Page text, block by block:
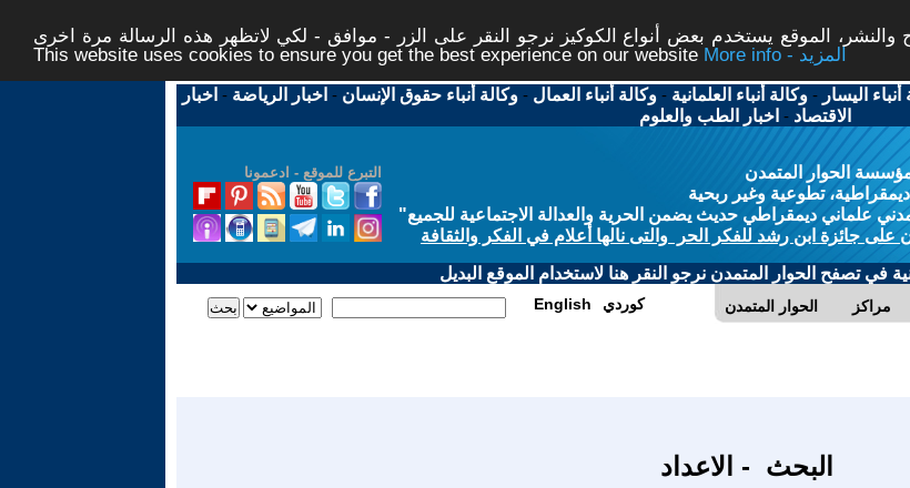
الموقع يستخدم بعض أنواع الكوكيز نرجو النقر على الزر - موافق - لكي لاتظهر هذه الرسالة مرة اخرى -
This website uses cookies to ensure you get the best experience on our website
More info - المزيد
أنباء اليسار -وكالة أنباء العلمانية -وكالة أنباء العمال -وكالة أنباء حقوق الإنسان - اخبار الرياضة - اخبار
الاقتصاد - اخبار الطب والعلوم
التبرع للموقع - ادعمونا
الحوار المتمدن
تطوعية وغير ربحية
علماني ديمقراطي حديث يضمن الحرية والعدالة الاجتماعية للجميع"
على جائزة ابن رشد للفكر الحر والتى نالها أعلام في الفكر والثقافة
في تصفح الحوار المتمدن نرجو النقر هنا لاستخدام الموقع البديل
الحوار المتمدن مراكز English كوردي
البحث - الاعداد